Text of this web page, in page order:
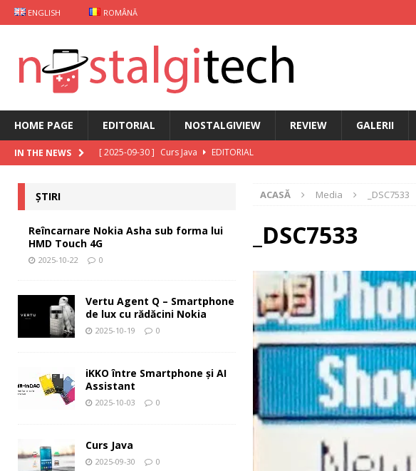
ENGLISH ROMÂNĂ
HOME PAGE EDITORIAL NOSTALGIVIEW REVIEW GALERII
IN THE NEWS [ 2025-09-30 ] Curs Java
EDITORIAL
Reîncarnare Nokia Asha sub forma lui HMD Touch 4G
ȘTIRI
[ 2025-10-19 ]
Vertu Agent Q – Smartphone de lux cu rădăcini Nokia
[ 2025-10-03 ]
iKKO între Smartphone și AI Assistant
ACASĂ Media _DSC7533
_DSC7533
ȘTIRI
Reîncarnare Nokia Asha sub forma lui
HMD Touch 4G
2025-10-22 0
Vertu Agent Q – Smartphone
de lux cu rădăcini Nokia
2025-10-19 0
iKKO între Smartphone și AI
Assistant
2025-10-03 0
Curs Java
2025-09-30 0